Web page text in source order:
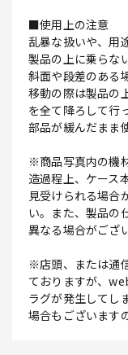
■使用上の注意
乱暴な扱いや、用
製品の上に乗らな
斜面や段差のある
移動の際は製品の
を全て降ろして行
部品が緩んだまま
※商品写真内の機
造過程上、ケース
見受けられる場合
い。また、製品の
異なる場合がござ
※店頭、または通
ておりますが、
ラグが発生してし
場合もございます